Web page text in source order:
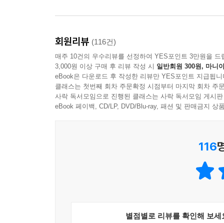
인문의 속살을 고스란히 느낄 수 있는 곳이다. 또
흔적이 남아 있는 유적도 만날 수 있다. 한편 이
세계자연유산에 등재하는 데 결정적인 공헌을 한
용천동굴 이야기는 세계적인 평가를 통해 제주
풀어주는 ‘제주 삼춘’들의 에피소드는 육지사람
코스는 서막인 울창한 숲길을 지나, 제1막 오백
절정에 달한다. 숨가쁜 등반 중에도 저자는 입담
?유한라산기?를 노래한다. 진달래 능선에 도
회원리뷰 (116건)
매주 10건의 우수리뷰를 선정하여 YES포인트 3만원을 드
3,000원 이상 구매 후 리뷰 작성 시 일반회원 300원, 마니
eBook은 다운로드 후 작성한 리뷰만 YES포인트 지급됩니
클래스는 첫번째 회차 주문확정 시점부터 마지막 회차 주
사락 독서모임으로 진행된 클래스는 사락 독서모임 게시
eBook 페이백, CD/LP, DVD/Blu-ray, 패션 및 판매금지 상
116
별점별로 리뷰를 확인해 보세